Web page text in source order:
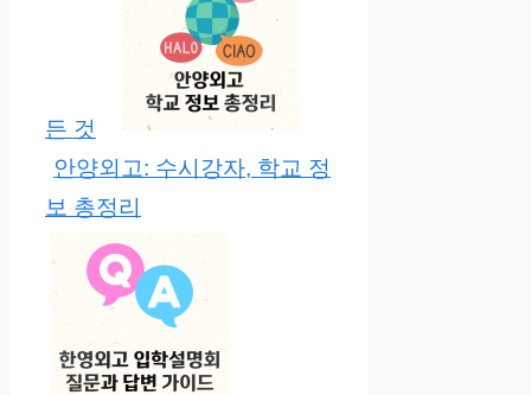
든 것
안양외고: 수시강자, 학교 정
보 총정리